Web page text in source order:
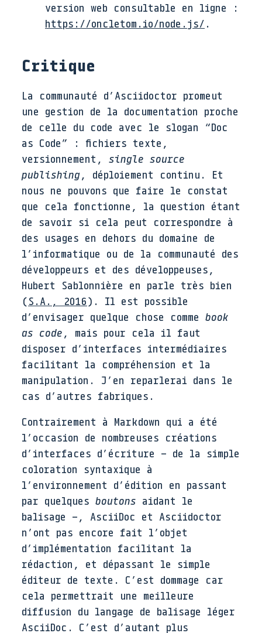
version web consultable en ligne :
https://oncletom.io/node.js/ .
Critique
La communauté d’Asciidoctor promeut
une gestion de la documentation proche
de celle du code avec le slogan “Doc
as Code” : fichiers texte,
versionnement, single source
publishing, déploiement continu. Et
nous ne pouvons que faire le constat
que cela fonctionne, la question étant
de savoir si cela peut correspondre à
des usages en dehors du domaine de
l’informatique ou de la communauté des
développeurs et des développeuses,
Hubert Sablonnière en parle très bien
(S.A. , 2016) . Il est possible
d’envisager quelque chose comme book
as code , mais pour cela il faut
disposer d’interfaces intermédiaires
facilitant la compréhension et la
manipulation. J’en reparlerai dans le
cas d’autres fabriques.
Contrairement à Markdown qui a été
l’occasion de nombreuses créations
d’interfaces d’écriture – de la simple
coloration syntaxique à
l’environnement d’édition en passant
par quelques boutons aidant le
balisage –, AsciiDoc et Asciidoctor
n’ont pas encore fait l’objet
d’implémentation facilitant la
rédaction, et dépassant le simple
éditeur de texte. C’est dommage car
cela permettrait une meilleure
diffusion du langage de balisage léger
AsciiDoc. C’est d’autant plus